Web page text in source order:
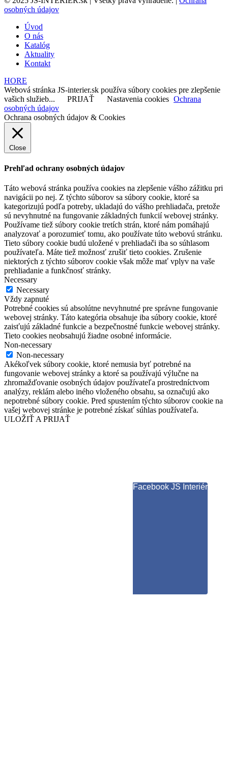
osobných údajov
Úvod
O nás
Katalóg
Aktuality
Kontakt
HORE
Webová stránka JS-interier.sk používa súbory cookies pre zlepšenie
vašich služieb...
PRIJAŤ Nastavenia cookies Ochrana
osobných údajov
Ochrana osobných údajov & Cookies
Close
Prehľad ochrany osobných údajov
Táto webová stránka používa cookies na zlepšenie vášho zážitku pri
navigácii po nej. Z týchto súborov sa súbory cookie, ktoré sa
kategorizujú podľa potreby, ukladajú do vášho prehliadača, pretože
sú nevyhnutné na fungovanie základných funkcií webovej stránky.
Používame tiež súbory cookie tretích strán, ktoré nám pomáhajú
analyzovať a porozumieť tomu, ako používate túto webovú stránku.
Tieto súbory cookie budú uložené v prehliadači iba so súhlasom
používateľa. Máte tiež možnosť zrušiť tieto cookies. Zrušenie
niektorých z týchto súborov cookie však môže mať vplyv na vaše
prehliadanie a funkčnosť stránky.
Necessary
Necessary
Vždy zapnuté
Potrebné cookies sú absolútne nevyhnutné pre správne fungovanie
webovej stránky. Táto kategória obsahuje iba súbory cookie, ktoré
zaisťujú základné funkcie a bezpečnostné funkcie webovej stránky.
Tieto cookies neobsahujú žiadne osobné informácie.
Non-necessary
Non-necessary
Akékoľvek súbory cookie, ktoré nemusia byť potrebné na
fungovanie webovej stránky a ktoré sa používajú výlučne na
zhromažďovanie osobných údajov používateľa prostredníctvom
analýzy, reklám alebo iného vloženého obsahu, sa označujú ako
nepotrebné súbory cookie. Pred spustením týchto súborov cookie na
vašej webovej stránke je potrebné získať súhlas používateľa.
ULOŽIŤ A PRIJAŤ
Facebook JS Interiér